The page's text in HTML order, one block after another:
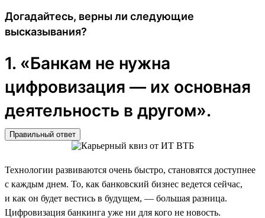
Догадайтесь, верны ли следующие
высказывания?
1. «Банкам не нужна
цифровизация — их основная
деятельность в другом».
Правильный ответ
Технологии развиваются очень быстро, становятся доступнее
с каждым днем. То, как банковский бизнес ведется сейчас,
и как он будет вестись в будущем, — большая разница.
Цифровизация банкинга уже ни для кого не новость.